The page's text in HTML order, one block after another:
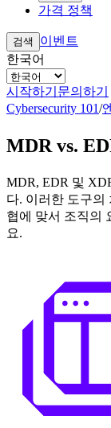
가격 정책
검색
이벤트
한국어
시작하기 문의하기
Cybersecurity 101/
MDR vs.
MDR, EDR 및
다. 이러한 도구의
협에 맞서 조직의
요.